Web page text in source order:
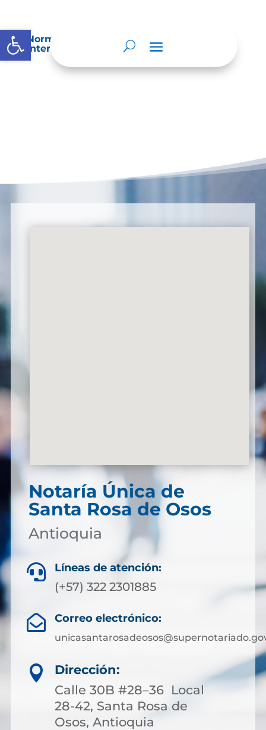
Abrir barra de herramientas
Normatividad especial que les aplique de
interés.
Notaría Única de
Santa Rosa de Osos
Antioquia
 Líneas de atención:
(+57) 322 2301885
 Correo electrónico:

Dirección:
Calle 30B #28–36 Local
28-42, Santa Rosa de
Osos, Antioquia